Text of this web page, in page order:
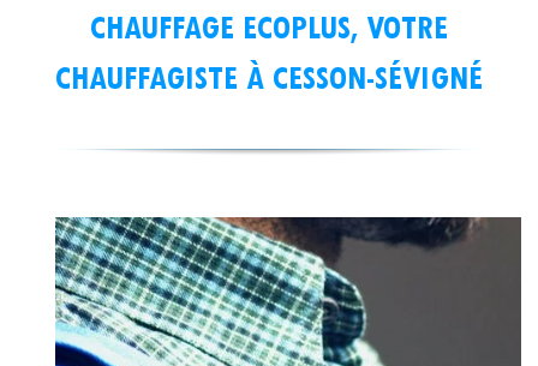
CHAUFFAGE ECOPLUS, VOTRE
CHAUFFAGISTE À CESSON-SÉVIGNÉ